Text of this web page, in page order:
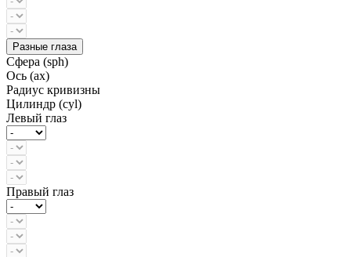
Разные глаза
Сфера (sph)
Ось (ax)
Радиус кривизны
Цилиндр (cyl)
Левый глаз
Правый глаз